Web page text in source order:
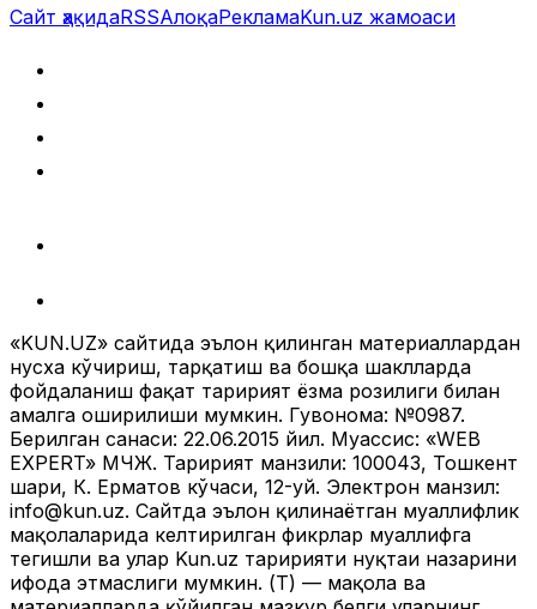
Сайт ҳақидаRSSАлоқаРекламаKun.uz жамоаси
«KUN.UZ» сайтида эълон қилинган материаллардан
нусха кўчириш, тарқатиш ва бошқа шаклларда
фойдаланиш фақат таҳририят ёзма розилиги билан
амалга оширилиши мумкин. Гувоҳнома: №0987.
Берилган санаси: 22.06.2015 йил. Муассис: «WEB
EXPERT» МЧЖ. Таҳририят манзили: 100043, Тошкент
шаҳри, К. Ерматов кўчаси, 12-уй. Электрон манзил:
info@kun.uz. Сайтда эълон қилинаётган муаллифлик
мақолаларида келтирилган фикрлар муаллифга
тегишли ва улар Kun.uz таҳририяти нуқтаи назарини
ифода этмаслиги мумкин. (Т) — мақола ва